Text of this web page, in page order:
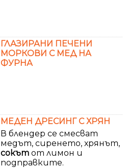
ГЛАЗИРАНИ ПЕЧЕНИ
МОРКОВИ С МЕД НА
ФУРНА
МЕДЕН ДРЕСИНГ С ХРЯН
В блендер се смесват
медът, сиренето, хрянът,
сокът от лимон и
подправките.